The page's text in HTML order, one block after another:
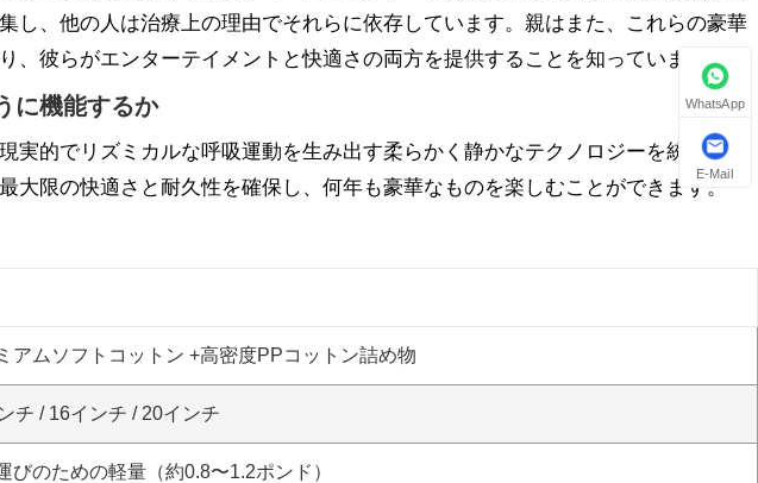
し、他の人は治療上の理由でそれらに依存しています。親はまた、これらの豪華
、彼らがエンターテイメントと快適さの両方を提供することを知っています。
に機能するか
実的でリズミカルな呼吸運動を生み出す柔らかく静かなテクノロジーを統合しま
大限の快適さと耐久性を確保し、何年も豪華なものを楽しむことができます。
アムソフトコットン +高密度PPコットン詰め物
チ / 16インチ / 20インチ
びのための軽量（約0.8〜1.2ポンド）
WhatsApp
E-Mail